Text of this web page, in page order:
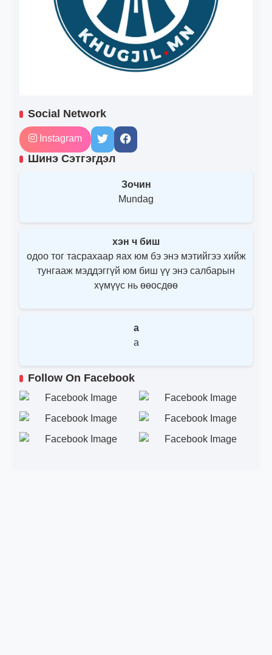
Social Network
Instagram
Шинэ Сэтгэгдэл
Зочин
Mundag
хэн ч биш
одоо тог тасрахаар яах юм бэ энэ мэтийгээ хийж
тунгааж мэддэггүй юм биш үү энэ салбарын
хүмүүс нь өөосдөө
a
a
Follow On Facebook